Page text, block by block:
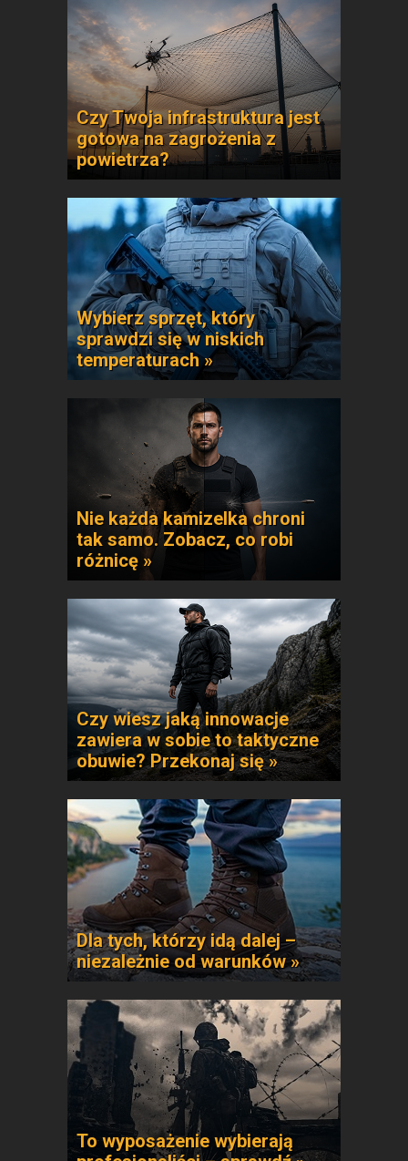
Czy Twoja infrastruktura jest
gotowa na zagrożenia z
powietrza?
Wybierz sprzęt, który
sprawdzi się w niskich
temperaturach »
Nie każda kamizelka chroni
tak samo. Zobacz, co robi
różnicę »
Czy wiesz jaką innowacje
zawiera w sobie to taktyczne
obuwie? Przekonaj się »
Dla tych, którzy idą dalej –
niezależnie od warunków »
To wyposażenie wybierają